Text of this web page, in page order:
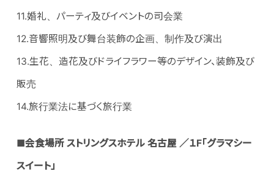
11.婚礼、パーティ及びイベントの司会業
12.音響照明及び舞台装飾の企画、制作及び演出
13.生花、造花及びドライフラワー等のデザイン、装飾及び
販売
14.旅行業法に基づく旅行業
■会食場所 ストリングスホテル 名古屋 ／１F「グラマシー
スイート」